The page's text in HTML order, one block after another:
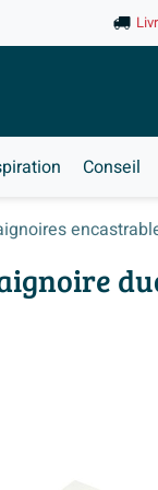
Conseil